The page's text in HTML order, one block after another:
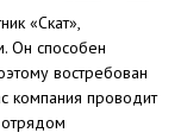
«Скат»,
Он способен
востребован
компания проводит